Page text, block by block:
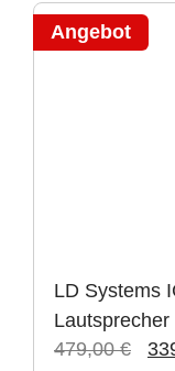
Angebot
LD Systems
Lautsprecher
479,00€